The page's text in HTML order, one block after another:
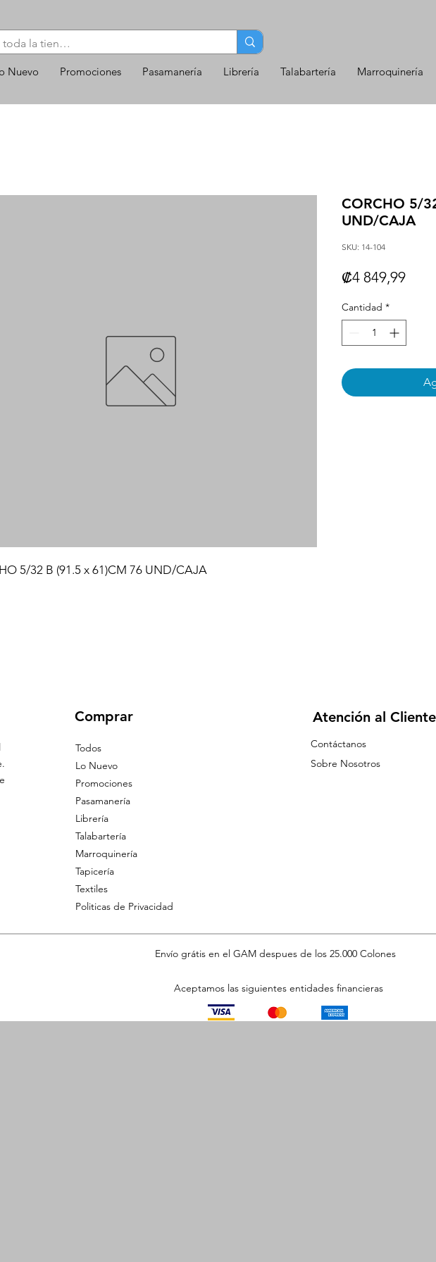
Nuevo Promociones Pasamanería Librería Talabartería Marroquinería
5/32 B (91.5 x 61)CM 76 UND/CAJA
CORCHO 5/
UND/CAJA
SKU: 14-104
₡4 849,99
Cantidad *
Comprar
Todos
Lo Nuevo
Promociones
Pasamanería
Librería
Talabartería
Marroquinería
Tapicería
Textiles
Politicas de Privacidad
Atención al Cliente
Contáctanos
Sobre Nosotros
Envío grátis en el GAM despues de los 25.000 Colones
Aceptamos las siguientes entidades financieras